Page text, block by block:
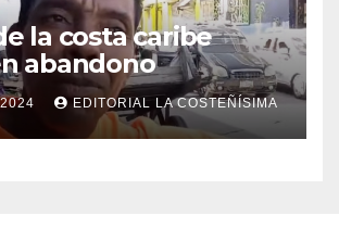
la costa caribe
abandono
EDITORIAL LA COSTEÑÍSIMA